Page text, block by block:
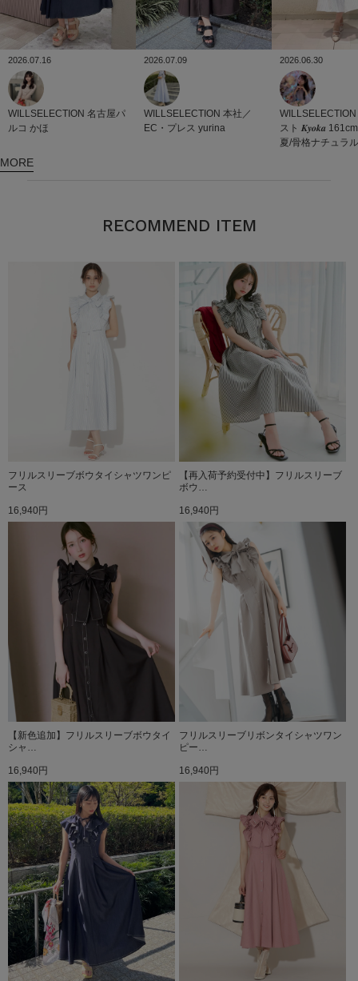
2026.07.16
WILLSELECTION 名古屋パ
ルコ かほ
2026.07.09
WILLSELECTION 本社／
EC・プレス yurina
2026.06.30
WILLSELECTION
スト 𝑲𝒚𝒐𝒌𝒂
夏/骨格ナチュラル
MORE
RECOMMEND ITEM
フリルスリーブボウタイシャツワンピ
ース
16,940円
【再入荷予約受付中】フリルスリーブ
ボウ…
16,940円
【新色追加】フリルスリーブボウタイ
シャ…
16,940円
フリルスリーブリボンタイシャツワン
ピー…
16,940円